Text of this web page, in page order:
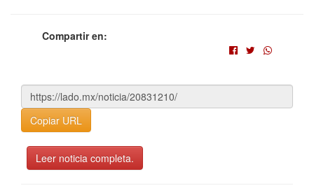
Compartir en:
Copiar URL
Leer noticia completa.